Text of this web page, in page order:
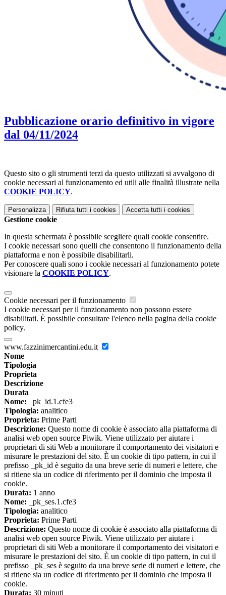
Pubblicazione orario definitivo in vigore
dal 04/11/2024
Questo sito o gli strumenti terzi da questo utilizzati si avvalgono di
cookie necessari al funzionamento ed utili alle finalità illustrate nella
COOKIE POLICY.
Personalizza Rifiuta tutti i cookies Accetta tutti i cookies
Gestione cookie
In questa schermata è possibile scegliere quali cookie consentire.
I cookie necessari sono quelli che consentono il funzionamento della
piattaforma e non è possibile disabilitarli.
Per conoscere quali sono i cookie necessari al funzionamento potete
visionare la COOKIE POLICY.
Cookie necessari per il funzionamento
I cookie necessari per il funzionamento non possono essere
disabilitati. È possibile consultare l'elenco nella pagina della cookie
policy.
www.fazzinimercantini.edu.it
Nome
Tipologia
Proprieta
Descrizione
Durata
Nome: _pk_id.1.cfe3
Tipologia: analitico
Proprieta: Prime Parti
Descrizione: Questo nome di cookie è associato alla piattaforma di
analisi web open source Piwik. Viene utilizzato per aiutare i
proprietari di siti Web a monitorare il comportamento dei visitatori e
misurare le prestazioni del sito. È un cookie di tipo pattern, in cui il
prefisso _pk_id è seguito da una breve serie di numeri e lettere, che
si ritiene sia un codice di riferimento per il dominio che imposta il
cookie.
Durata: 1 anno
Nome: _pk_ses.1.cfe3
Tipologia: analitico
Proprieta: Prime Parti
Descrizione: Questo nome di cookie è associato alla piattaforma di
analisi web open source Piwik. Viene utilizzato per aiutare i
proprietari di siti Web a monitorare il comportamento dei visitatori e
misurare le prestazioni del sito. È un cookie di tipo pattern, in cui il
prefisso _pk_ses è seguito da una breve serie di numeri e lettere, che
si ritiene sia un codice di riferimento per il dominio che imposta il
cookie.
Durata: 30 minuti